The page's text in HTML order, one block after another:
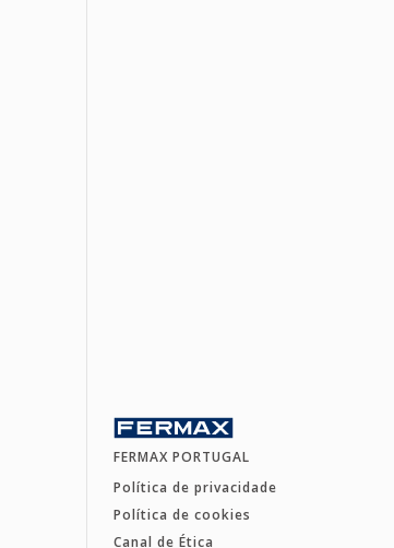
FERMAX PORTUGAL
Política de privacidade
Política de cookies
Canal de Ética